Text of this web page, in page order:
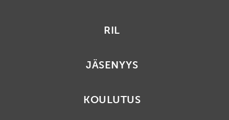
RIL
JÄSENYYS
KOULUTUS